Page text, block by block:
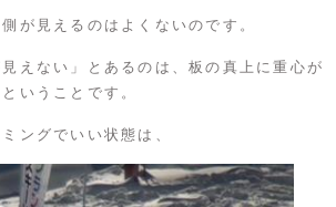
が見えるのはよくないのです。
えない」とあるのは、板の真上に重心が
いうことです。
ングでいい状態は、